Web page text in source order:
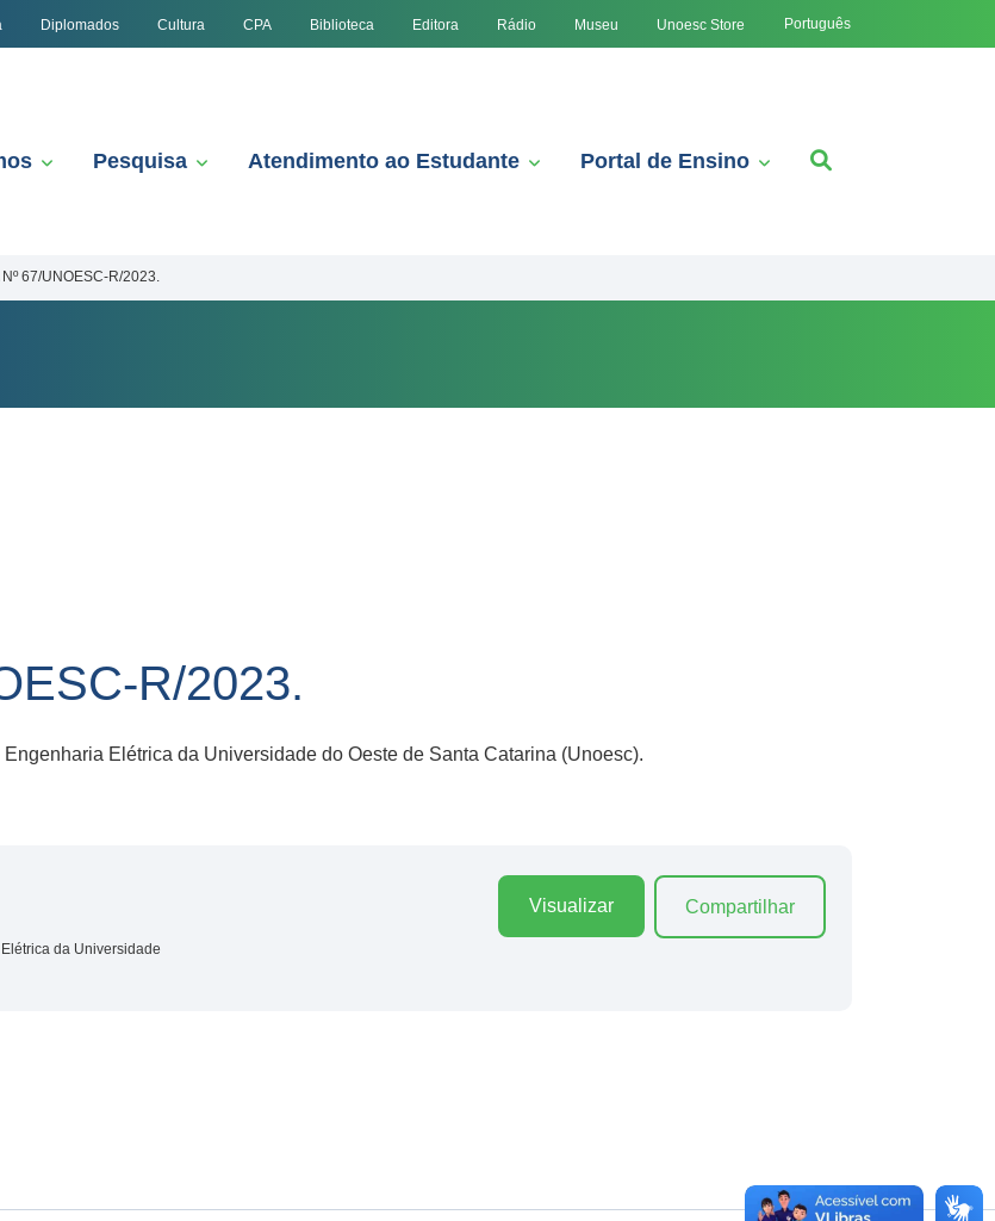
Diplomados Cultura CPA Biblioteca Editora Rádio Museu Unoesc Store Português
Pesquisa Atendimento ao Estudante Portal de Ensino
Nº 67/UNOESC-R/2023.
R/2023.
Elétrica da Universidade do Oeste de Santa Catarina (Unoesc).
da Universidade
Visualizar Compartilhar